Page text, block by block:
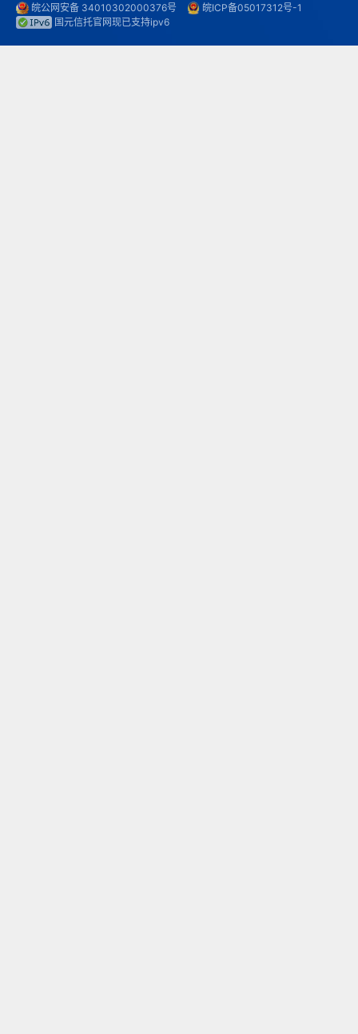
皖公网安备 34010302000376号
皖ICP备05017312号-1
国元信托官网现已支持ipv6